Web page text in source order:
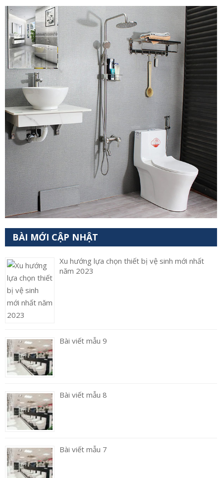
BÀI MỚI CẬP NHẬT
Xu hướng lựa chọn thiết bị vệ sinh mới nhất
năm 2023
Bài viết mẫu 9
Bài viết mẫu 8
Bài viết mẫu 7